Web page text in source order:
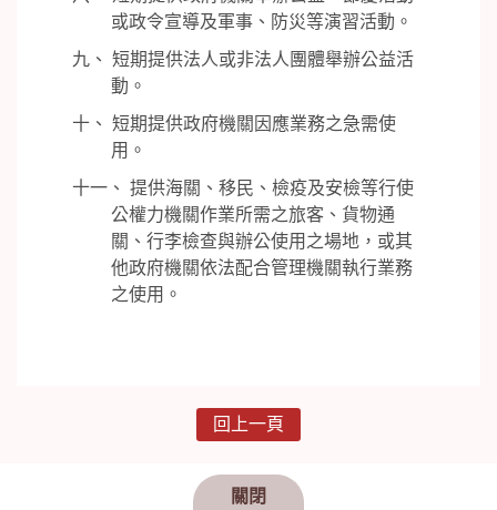
或政令宣導及軍事、防災等演習活動。
九、 短期提供法人或非法人團體舉辦公益活
動。
十、 短期提供政府機關因應業務之急需使
用。
十一、 提供海關、移民、檢疫及安檢等行使
公權力機關作業所需之旅客、貨物通
關、行李檢查與辦公使用之場地，或其
他政府機關依法配合管理機關執行業務
之使用。
回上一頁
關閉